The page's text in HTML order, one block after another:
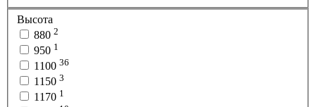
Высота
880 2
950 1
1100 36
1150 3
1170 1